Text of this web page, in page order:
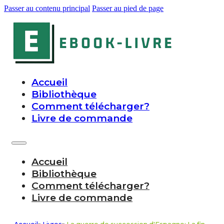
Passer au contenu principal Passer au pied de page
Accueil
Bibliothèque
Comment télécharger?
Livre de commande
Accueil
Bibliothèque
Comment télécharger?
Livre de commande